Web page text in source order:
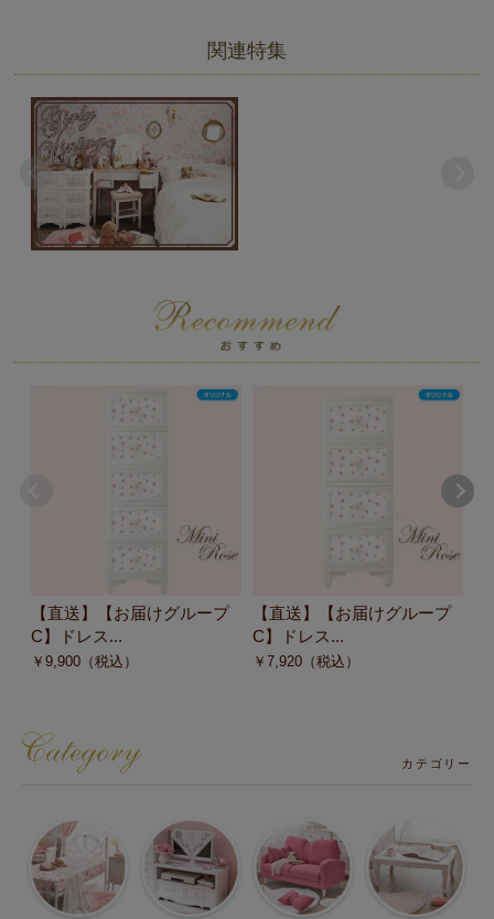
関連特集
【直送】【お届けグループ
C】ドレス...
￥9,900 （税込）
【直送】【お届けグループ
C】ドレス...
￥7,920 （税込）
カテゴリー